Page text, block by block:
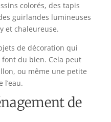
colorés, des tapis
guirlandes lumineuses
et chaleureuse.
de décoration qui
du bien. Cela peut
ou même une petite
de